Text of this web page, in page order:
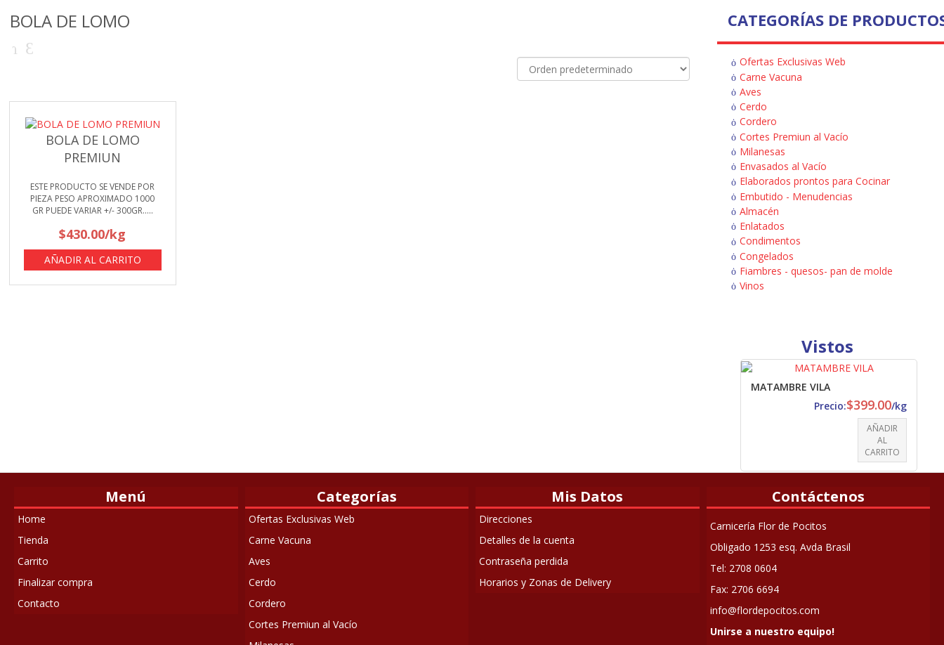
BOLA DE LOMO
BOLA DE LOMO
PREMIUN
ESTE PRODUCTO SE VENDE POR
PIEZA PESO APROXIMADO 1000
GR PUEDE VARIAR +/- 300GR.....
$430.00/kg
AÑADIR AL CARRITO
CATEGORÍAS DE
Ofertas Exclusivas Web
Carne Vacuna
Aves
Cerdo
Cordero
Cortes Premiun al Vacío
Milanesas
Envasados al Vacío
Elaborados prontos para Cocinar
Embutido - Menudencias
Almacén
Enlatados
Condimentos
Congelados
Fiambres - quesos- pan de molde
Vinos
Vistos
MATAMBRE VILA
Precio:$399.00/kg
AÑADIR
AL
CARRITO
Menú
Home
Tienda
Carrito
Finalizar compra
Contacto
Categorías
Ofertas Exclusivas Web
Carne Vacuna
Aves
Cerdo
Cordero
Cortes Premiun al Vacío
Mis Datos
Direcciones
Detalles de la cuenta
Contraseña perdida
Horarios y Zonas de Delivery
Contáctenos
Carnicería Flor de Pocitos
Obligado 1253 esq. Avda Brasil
Tel: 2708 0604
Fax: 2706 6694
info@flordepocitos.com
Unirse a nuestro equipo!